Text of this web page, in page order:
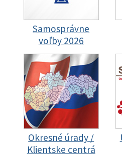
Samosprávne
voľby 2026
Okresné úrady /
Klientske centrá